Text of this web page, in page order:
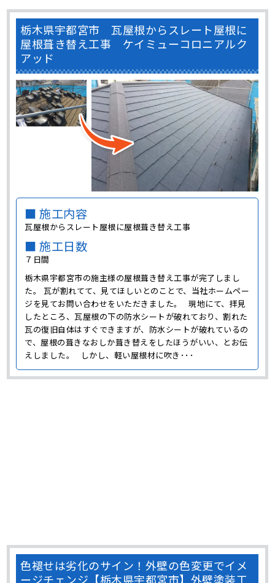
栃木県宇都宮市 瓦屋根からスレート屋根に
屋根葺き替え工事 ケイミューコロニアルク
アッド
■ 施工内容
瓦屋根からスレート屋根に屋根葺き替え工事
■ 施工日数
７日間
栃木県宇都宮市の施主様の屋根葺き替え工事が完了しまし
た。 瓦が割れてて、見てほしいとのことで、当社ホームペー
ジを見てお問い合わせをいただきました。 現地にて、拝見
したところ、瓦屋根の下の防水シートが破れており、割れた
瓦の復旧自体はすぐできますが、防水シートが破れているの
で、屋根の葺きなおしか葺き替えをしたほうがいい、とお伝
えしました。 しかし、軽い屋根材に吹き･･･
色褪せは劣化のサイン！外壁の色変更でイメ
ージチェンジ【栃木県宇都宮市】外壁塗装工